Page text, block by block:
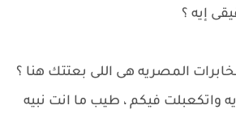
إيه ؟
المصريه هى اللى بعتتك هنا ؟
واتكعبلت فيكم ، طيب ما انت نبيه